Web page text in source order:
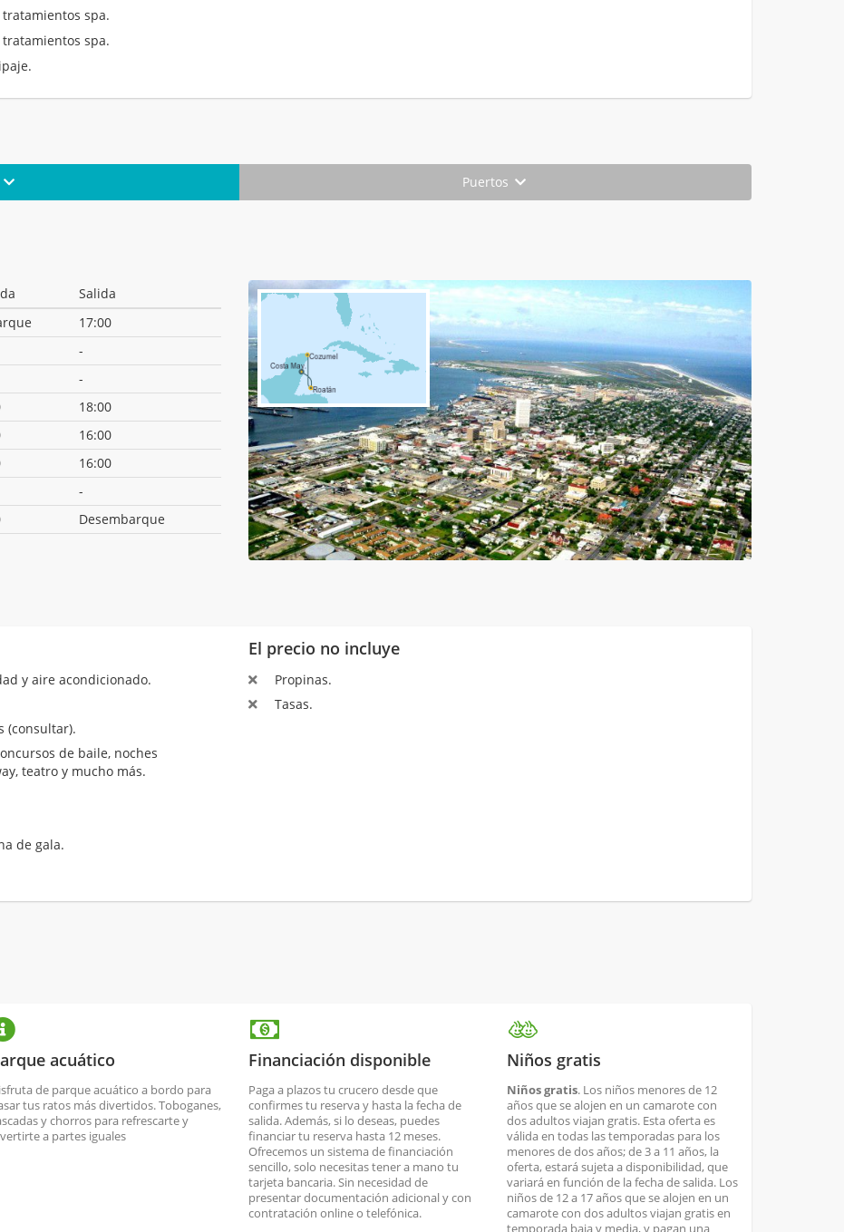
spa.
spa.
Puertos
Salida
17:00
-
-
18:00
16:00
16:00
-
Desembarque
y aire acondicionado.
(consultar).
de baile, noches
teatro y mucho más.
de gala.
El precio no incluye
Propinas.
Tasas.
acuático
de parque acuático a bordo para
tus ratos más divertidos. Toboganes,
y chorros para refrescarte y
a partes iguales
Financiación disponible
Paga a plazos tu crucero desde que
confirmes tu reserva y hasta la fecha de
salida. Además, si lo deseas, puedes
financiar tu reserva hasta 12 meses.
Ofrecemos un sistema de financiación
sencillo, solo necesitas tener a mano tu
tarjeta bancaria. Sin necesidad de
presentar documentación adicional y con
contratación online o telefónica.
Niños gratis
Niños gratis. Los niños menores de 12
años que se alojen en un camarote con
dos adultos viajan gratis. Esta oferta es
válida en todas las temporadas para los
menores de dos años; de 3 a 11 años, la
oferta, estará sujeta a disponibilidad, que
variará en función de la fecha de salida. Los
niños de 12 a 17 años que se alojen en un
camarote con dos adultos viajan gratis en
temporada baja y media, y pagan una